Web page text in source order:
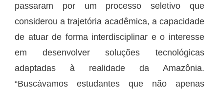
passaram por um processo seletivo que
considerou a trajetória acadêmica, a capacidade
de atuar de forma interdisciplinar e o interesse
em desenvolver soluções tecnológicas
adaptadas à realidade da Amazônia.
“Buscávamos estudantes que não apenas